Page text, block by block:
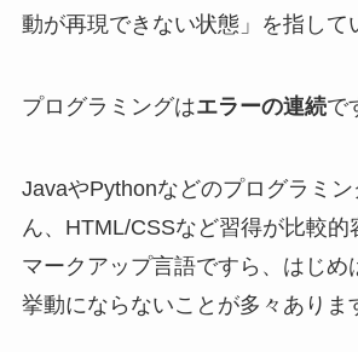
動が再現できない状態」を指して
プログラミングはエラーの連続で
JavaやPythonなどのプログラミ
ん、HTML/CSSなど習得が比較的
マークアップ言語ですら、はじめ
挙動にならないことが多々ありま